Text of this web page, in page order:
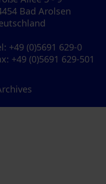
Bad Arolsen
: +49 (0)5691 629-0
: +49 (0)5691 629-501